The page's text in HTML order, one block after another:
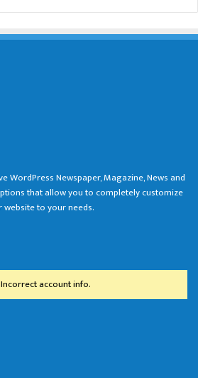
WordPress Newspaper, Magazine, News and
that allow you to completely customize
website to your needs.
account info.